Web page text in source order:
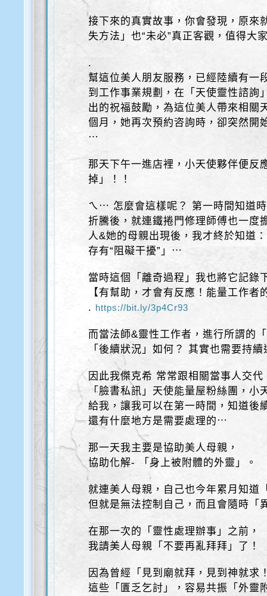
接下來的真實故事，你會發現，原來
失方法」也“未必”真正客觀，值得大
.
幫這位美人朋友服務，已經陸續有一
到工作事業規劃，在「天使靈性諮詢
出的祝福鼓勵，為這位美人帶來相關
個月，她再次預約咨詢時，卻突然開
⋯
那天下午一進店裡，小天使夥伴便反
掉」！！
ㄟ⋯ 怎麼會這樣呢？ 第一時間知道
折騰後，就連鐵捲門修理師傅也一度
人&她的母親出現後，我才終於知道
存有“阻礙干擾”」⋯
當時這個「離奇過程」我也將它記錄
【有幫助，才會有反應！能量工作者
. https://bit.ly/3p4Cr93
而當法師&靈性工作者，進行所謂的
「後續狀況」如何？ 其實也需要持
因此我傑克希 常常跟相關當事人交
「臉書私訊」天使能量屋粉絲團，小
給我，讓我可以在第一時間，知道後
還有什麼地方是需要處理的⋯
那一天我主要是協助美人母親，
協助化解- 「身上被附體的外靈」。
就連美人母親，自己也今年累月知道
但就是無法控制自己，而且會隨時「
在那一次的「靈性處理辦事」之前，
我請美人母親「不要再亂拜拜」了！
因為曾經「見到廟就拜，見到神就求
這些「匱乏乞討」，容易共振「外靈